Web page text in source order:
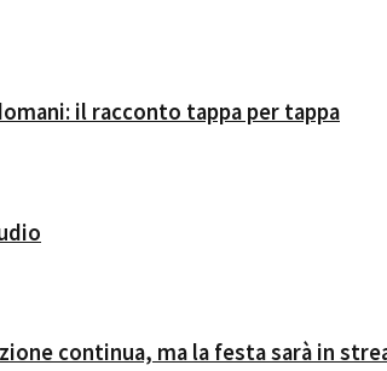
il racconto tappa per tappa
continua, ma la festa sarà in